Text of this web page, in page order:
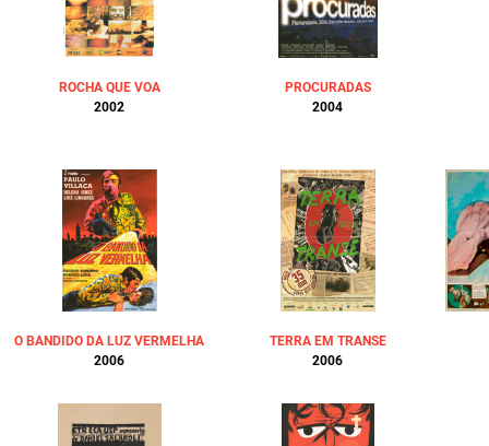
ROCHA QUE VOA
2002
PROCURADAS
2004
O BANDIDO DA LUZ VERMELHA
2006
TERRA EM TRANSE
2006